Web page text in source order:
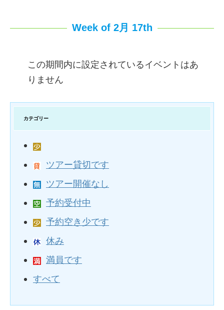
Week of 2月 17th
この期間内に設定されているイベントはあ
りません
カテゴリー
ツアー貸切です
ツアー開催なし
予約受付中
予約空き少です
休み
満員です
すべて